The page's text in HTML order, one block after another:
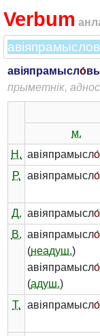
Verbum
авіяпрамысло́
прыметнік,
м.
Н. авіяпрамысло́
Р.
авіяпрамысло́
Д. авіяпрамысло́
В. авіяпрамысло́
(неадуш.)
авіяпрамысло́
(адуш.)
Т. авіяпрамысло́